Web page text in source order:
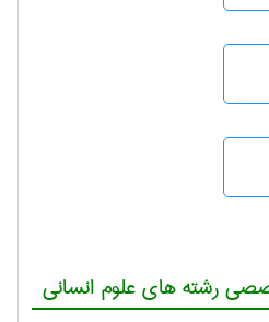
رشته های علوم انسانی